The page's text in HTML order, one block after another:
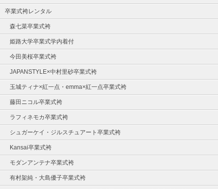
卒業式袴レンタル
森七菜卒業式袴
姫路大学卒業式学内着付
今田美桜卒業式袴
JAPANSTYLE×中村里砂卒業式袴
玉城ティナ×紅一点・emma×紅一点卒業式袴
藤田ニコル卒業式袴
ラフィネモカ卒業式袴
シュガーケイ・ジルスチュアート卒業式袴
Kansai卒業式袴
モダンアンテナ卒業式袴
有村架純・大島優子卒業式袴